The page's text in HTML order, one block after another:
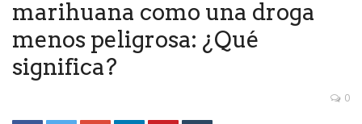
marihuana como una droga
menos peligrosa: ¿Qué
significa?
0